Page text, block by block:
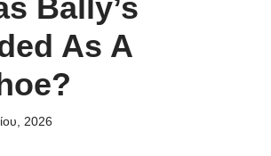
Bally’s
As A
2026